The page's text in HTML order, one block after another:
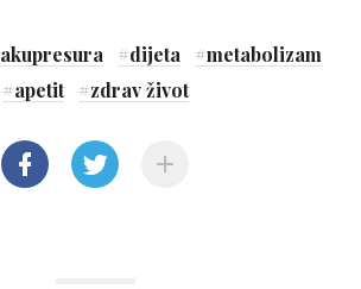
akupresura #dijeta #metabolizam
#apetit #zdrav život